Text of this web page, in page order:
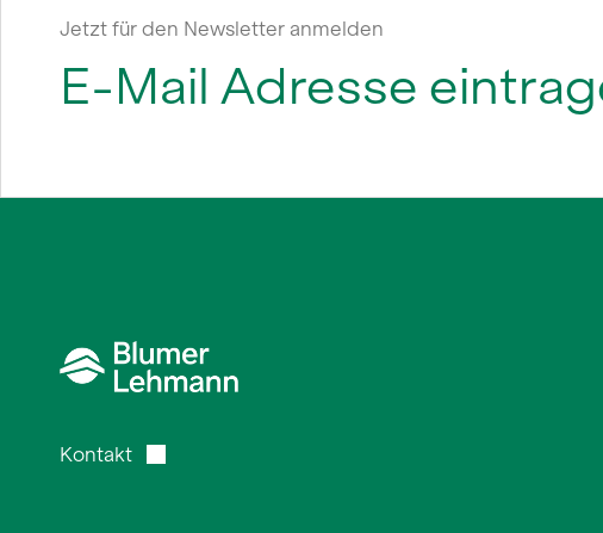
Jetzt für den Newsletter anmelden
Kontakt